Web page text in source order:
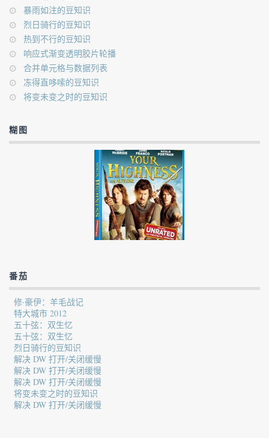
暴雨如注的豆知识
烈日骑行的豆知识
热到不行的豆知识
响应式渐变透明胶片轮播
合并单元格与数据列表
冻得直哆嗦的豆知识
将变未变之时的豆知识
糊图
番茄
修·豪伊：羊毛战记
特大城市 2012
五十弦：双生忆
五十弦：双生忆
烈日骑行的豆知识
解决 DW 打开/关闭缓慢
解决 DW 打开/关闭缓慢
解决 DW 打开/关闭缓慢
将变未变之时的豆知识
解决 DW 打开/关闭缓慢